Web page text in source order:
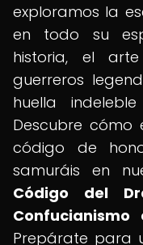
exploramos la
en todo su
historia, el
guerreros
huella
Descubre cómo
código de
samuráis en
Código del
Prepárate para